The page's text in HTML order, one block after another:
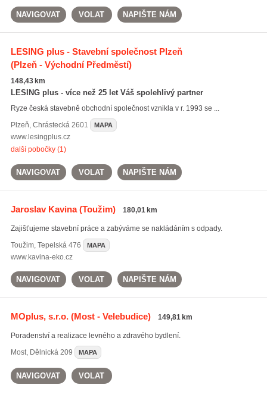
NAVIGOVAT VOLAT NAPIŠTE NÁM
LESING plus - Stavební společnost Plzeň
(Plzeň - Východní Předměstí)
148,43 km
LESING plus - více než 25 let Váš spolehlivý partner
Ryze česká stavebně obchodní společnost vznikla v r. 1993 se ...
Plzeň, Chrástecká 2601 MAPA
www.lesingplus.cz
další pobočky (1)
NAVIGOVAT VOLAT NAPIŠTE NÁM
Jaroslav Kavina(Toužim) 180,01 km
Zajišťujeme stavební práce a zabýváme se nakládáním s odpady.
Toužim, Tepelská 476 MAPA
www.kavina-eko.cz
NAVIGOVAT VOLAT NAPIŠTE NÁM
MOplus, s.r.o.(Most - Velebudice) 149,81 km
Poradenství a realizace levného a zdravého bydlení.
Most, Dělnická 209 MAPA
NAVIGOVAT VOLAT